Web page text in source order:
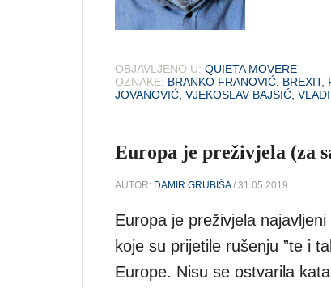
OBJAVLJENO U: QUIETA MOVERE
OZNAKE: BRANKO FRANOVIĆ, BREXIT,
JOVANOVIĆ, VJEKOSLAV BAJSIĆ,
Europa je preživjela (za
AUTOR: DAMIR GRUBIŠA/ 31.05.2019.
Europa je preživjela
koje su prijetile rušenju ”te i
Europe. Nisu se ostvarila